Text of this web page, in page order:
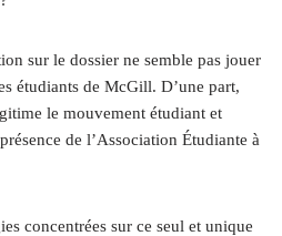
sur le dossier ne semble pas jouer
étudiants de McGill. D’une part,
le mouvement étudiant et
de l’Association Étudiante à
concentrées sur ce seul et unique